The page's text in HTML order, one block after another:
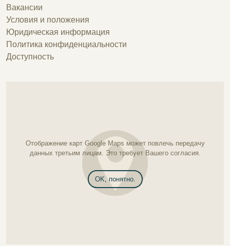
Вакансии
Условия и положения
Юридическая информация
Политика конфиденциальности
Доступность
Отображение карт Google Maps может повлечь передачу
данных третьим лицам. Это требует Вашего согласия.
OK, понятно.